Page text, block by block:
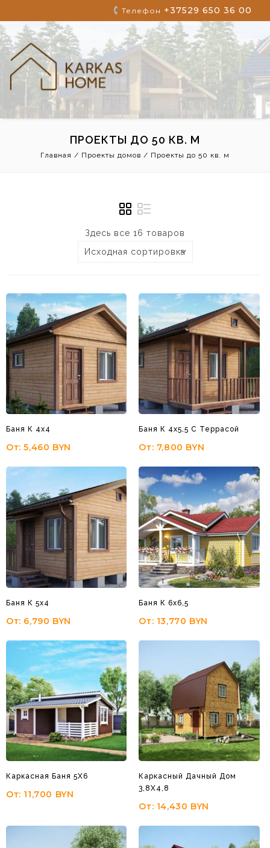
Телефон +37529 650 36 00
ПРОЕКТЫ ДО 50 КВ. М
Главная / Проекты домов / Проекты до 50 кв. м
Здесь все 16 товаров
Исходная сортировка
Баня К 4х4
От: 5,460 BYN
Баня К 4х5,5 С Террасой
От: 7,800 BYN
Баня К 5х4
От: 6,790 BYN
Баня К 6х6,5
От: 13,770 BYN
Каркасная Баня 5Х6
От: 11,700 BYN
Каркасный Дачный Дом
3,8Х4,8
От: 14,430 BYN